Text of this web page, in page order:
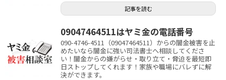
記事を読む
09047464511はヤミ金の電話番号
090-4746-4511（09047464511）からの闇金被害を止
めたいなら闇金に強い司法書士へ相談してくださ
い！闇金からの嫌がらせ・取り立て・脅迫を最短即
日ストップしてくれます！家族や職場にバレずに解
決ができます。